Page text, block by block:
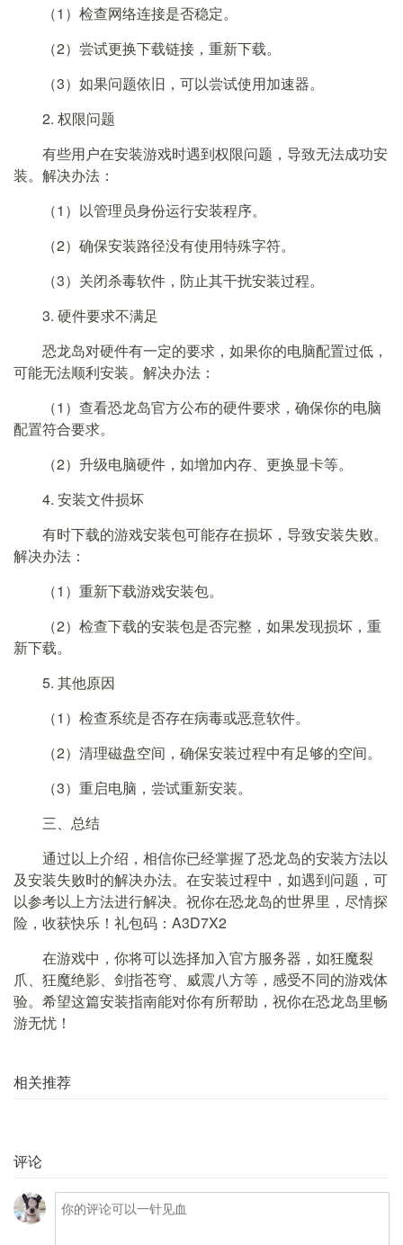
（1）检查网络连接是否稳定。
（2）尝试更换下载链接，重新下载。
（3）如果问题依旧，可以尝试使用加速器。
2. 权限问题
有些用户在安装游戏时遇到权限问题，导致无法成功安
装。解决办法：
（1）以管理员身份运行安装程序。
（2）确保安装路径没有使用特殊字符。
（3）关闭杀毒软件，防止其干扰安装过程。
3. 硬件要求不满足
恐龙岛对硬件有一定的要求，如果你的电脑配置过低，
可能无法顺利安装。解决办法：
（1）查看恐龙岛官方公布的硬件要求，确保你的电脑
配置符合要求。
（2）升级电脑硬件，如增加内存、更换显卡等。
4. 安装文件损坏
有时下载的游戏安装包可能存在损坏，导致安装失败。
解决办法：
（1）重新下载游戏安装包。
（2）检查下载的安装包是否完整，如果发现损坏，重
新下载。
5. 其他原因
（1）检查系统是否存在病毒或恶意软件。
（2）清理磁盘空间，确保安装过程中有足够的空间。
（3）重启电脑，尝试重新安装。
三、总结
通过以上介绍，相信你已经掌握了恐龙岛的安装方法以
及安装失败时的解决办法。在安装过程中，如遇到问题，可
以参考以上方法进行解决。祝你在恐龙岛的世界里，尽情探
险，收获快乐！礼包码：A3D7X2
在游戏中，你将可以选择加入官方服务器，如狂魔裂
爪、狂魔绝影、剑指苍穹、威震八方等，感受不同的游戏体
验。希望这篇安装指南能对你有所帮助，祝你在恐龙岛里畅
游无忧！
相关推荐
评论